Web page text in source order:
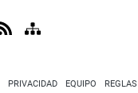
PRIVACIDAD EQUIPO